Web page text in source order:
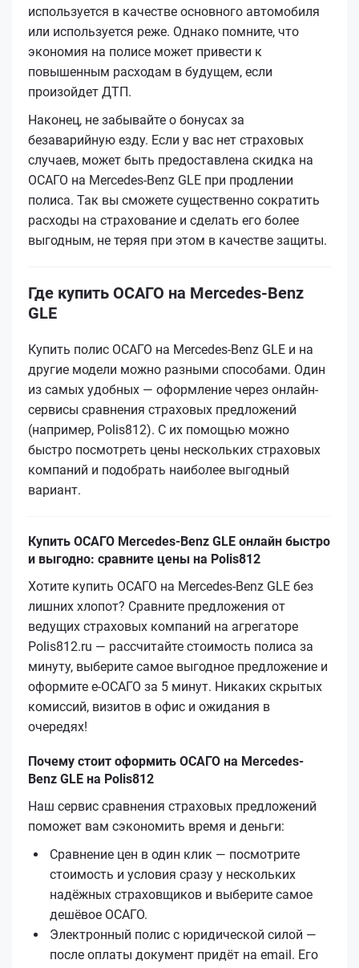
используется в качестве основного автомобиля
или используется реже. Однако помните, что
экономия на полисе может привести к
повышенным расходам в будущем, если
произойдет ДТП.
Наконец, не забывайте о бонусах за
безаварийную езду. Если у вас нет страховых
случаев, может быть предоставлена скидка на
ОСАГО на Mercedes-Benz GLE при продлении
полиса. Так вы сможете существенно сократить
расходы на страхование и сделать его более
выгодным, не теряя при этом в качестве защиты.
Где купить ОСАГО на Mercedes-Benz
GLE
Купить полис ОСАГО на Mercedes-Benz GLE и на
другие модели можно разными способами. Один
из самых удобных — оформление через онлайн-
сервисы сравнения страховых предложений
(например, Polis812). С их помощью можно
быстро посмотреть цены нескольких страховых
компаний и подобрать наиболее выгодный
вариант.
Купить ОСАГО Mercedes-Benz GLE онлайн быстро
и выгодно: сравните цены на Polis812
Хотите купить ОСАГО на Mercedes-Benz GLE без
лишних хлопот? Сравните предложения от
ведущих страховых компаний на агрегаторе
Polis812.ru — рассчитайте стоимость полиса за
минуту, выберите самое выгодное предложение и
оформите е‑ОСАГО за 5 минут. Никаких скрытых
комиссий, визитов в офис и ожидания в
очередях!
Почему стоит оформить ОСАГО на Mercedes-
Benz GLE на Polis812
Наш сервис сравнения страховых предложений
поможет вам сэкономить время и деньги:
Сравнение цен в один клик — посмотрите
стоимость и условия сразу у нескольких
надёжных страховщиков и выберите самое
дешёвое ОСАГО.
Электронный полис с юридической силой —
после оплаты документ придёт на email. Его